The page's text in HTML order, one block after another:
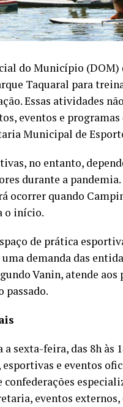
do Município (DOM)
Taquaral para
Essas atividades
eventos e programas
Municipal de
no entanto,
durante a
ocorrer quando
o início.
de prática
demanda das
Vanin, atende
passado.
sexta-feira, das 8h às
e eventos
eventos